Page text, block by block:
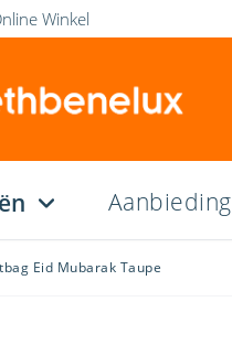
Winkel
Eid Mubarak Taupe